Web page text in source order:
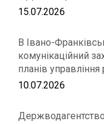
15.07.2026
В Івано-
комунікаційний
планів
10.07.2026